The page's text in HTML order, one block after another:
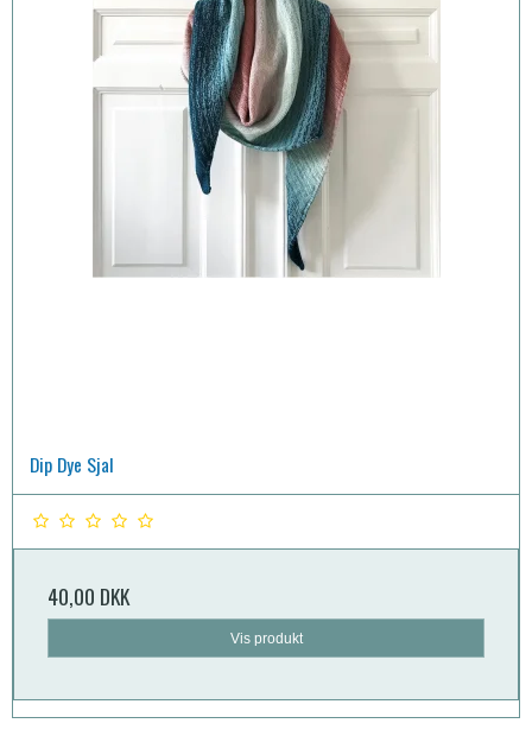
Dip Dye Sjal
40,00 DKK
Vis produkt